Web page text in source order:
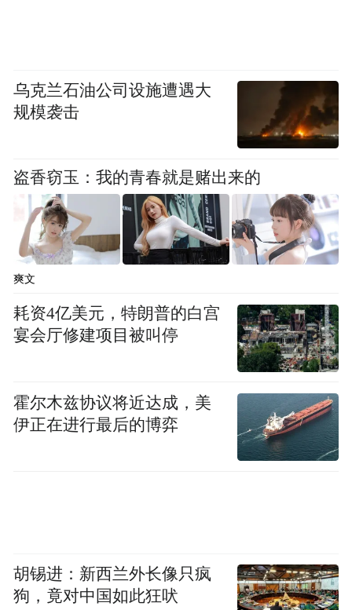
为博览会注入了浓郁的地方特色
第23届中国国际酒业博览会在武汉举办，标
志着武汉充分发挥自身优势、将历史文化底
蕴转化为当代经济价值的又一次跨越提升。
同时，也为推动中国酒业走向世界开辟了全
新发展空间。
作为中国最具影响力的酒业展会，第23届中
国国际酒业博览会不仅是一个展示行业成就
的平台，更是推动酒业创新发展的重要契
机。武汉以其深厚的文化底蕴和丰富的实践
不仅是一个展会，更是中华文明酿成的醇香
之城，以全球视野绽放出独特的东方魅力。
Notice: The content above (including the videos,
pictures and audios if any) is uploaded and posted
by the user of Dafeng Hao, which is a social media
乌克兰石油公司设施遭遇大
规模袭击
盗香窃玉：我的青春就是赌出来的
爽文
耗资4亿美元，特朗普的白宫
宴会厅修建项目被叫停
霍尔木兹协议将近达成，美
伊正在进行最后的博弈
胡锡进：新西兰外长像只疯
狗，竟对中国如此狂吠